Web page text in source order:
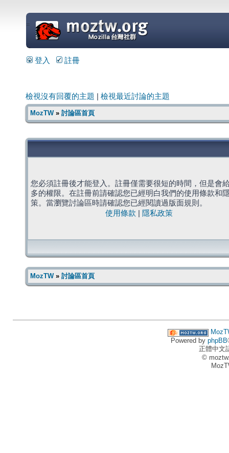
=
登入 註冊
檢視沒有回覆的主題 檢視最近討論的主題
MozTW» 討論區首頁
您必須註冊後才能登入。註冊僅需要很短的時間，但是會
多的權限。在註冊前請確認您已經明白我們的使用條款和
策。當瀏覽討論區時請確認您已經閱讀過版面規則。
使用條款
隱私政策
MozTW» 討論區首頁
Powered by phpBB
正體中文
©